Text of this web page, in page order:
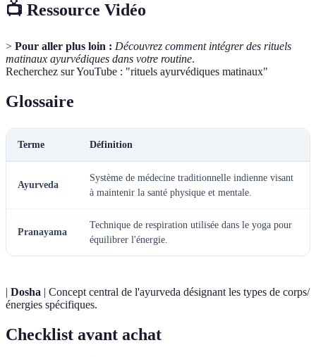
📺 Ressource Vidéo
> Pour aller plus loin : Découvrez comment intégrer des rituels
matinaux ayurvédiques dans votre routine.
Recherchez sur YouTube : "rituels ayurvédiques matinaux"
Glossaire
Terme Définition
Ayurveda
Système de médecine traditionnelle indienne visant
à maintenir la santé physique et mentale.
Pranayama
Technique de respiration utilisée dans le yoga pour
équilibrer l'énergie.
| Dosha | Concept central de l'ayurveda désignant les types de corps/
énergies spécifiques.
Checklist avant achat